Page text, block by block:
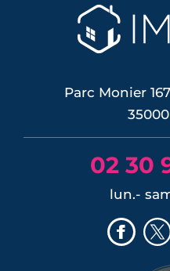
possible, risque
DPE, atout du
avant d'acheter
Parc Monier
02 30
lun.-